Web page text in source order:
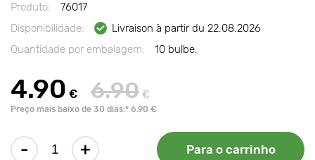
Produto:
76017
Disponibilidade:
Livraison à partir du 22.08.2026
Quantidade por embalagem:
10 bulbe.
4.90 € 6.90 €
Preço mais baixo de 30 dias:* 6.90 €
- + Para o carrinho